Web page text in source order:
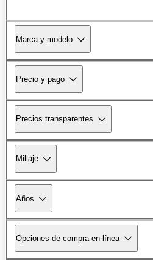
Marca y modelo
Precio y pago
Precios transparentes
Millaje
Años
Opciones de compra en línea